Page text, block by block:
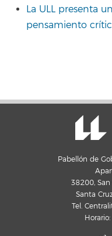
La ULL presenta
pensamiento
Pabellón de
38200, San
Santa
Tel.